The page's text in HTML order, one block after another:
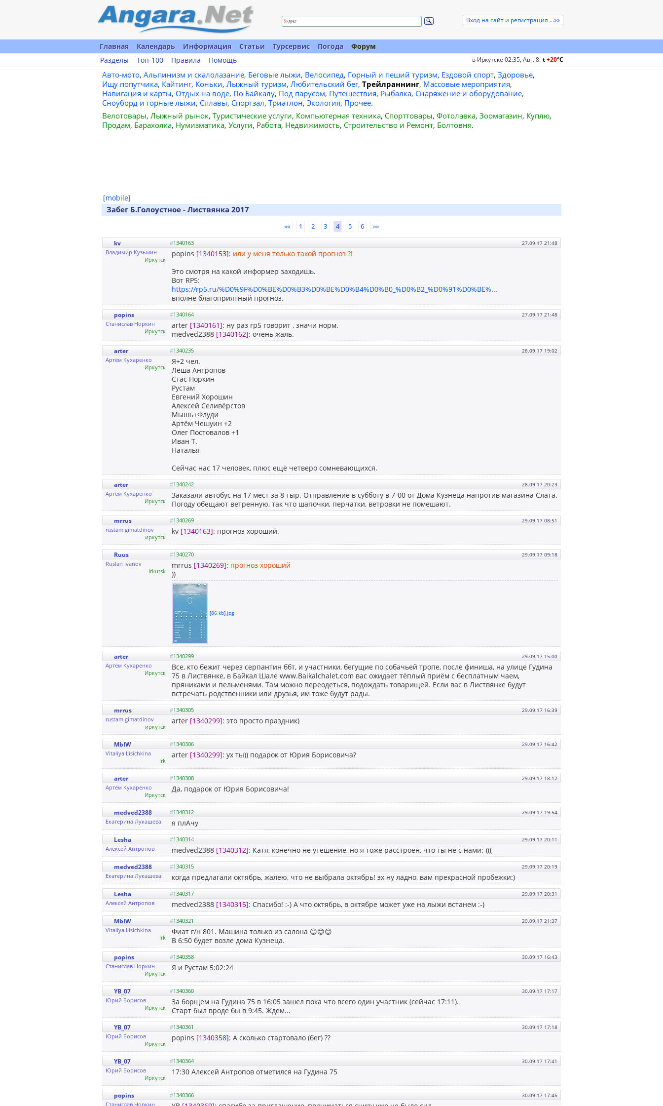
Вход на сайт и регистрация ...»»
Главная Календарь Информация Статьи Турсервис Погода
Форум
Разделы
Топ-100 Правила Помощь в Иркутске 02:35, Авг. 8: t+20°C
Авто-мото, Альпинизм и скалолазание, Беговые лыжи, Велосипед, Горный и пеший туризм, Ездовой спорт, Здоровье,
Ищу попутчика, Кайтинг, Коньки, Лыжный туризм, Любительский бег, Трейлраннинг, Массовые мероприятия,
Навигация и карты, Отдых на воде, По Байкалу, Под парусом, Путешествия, Рыбалка, Снаряжение и оборудование,
Сноуборд и горные лыжи, Сплавы, Спортзал, Триатлон, Экология, Прочее.
Велотовары, Лыжный рынок, Туристические услуги, Компьютерная техника, Спорттовары, Фотолавка, Зоомагазин, Куплю,
Продам, Барахолка, Нумизматика, Услуги, Работа, Недвижимость, Строительство и Ремонт, Болтовня.
[mobile]
Забег Б.Голоустное - Листвянка 2017
«« 1 2 3 4 5 6 »»
27.09.17 21:48
kv #1340163
Владимир Кузьмин
Иркутск
popins [1340153]: или у меня только такой прогноз ?!
Это смотря на какой информер заходишь.
Вот RP5:
https://rp5.ru/%D0%9F%D0%BE%D0%B3%D0%BE%D0%B4%D0%B0_%D0%B2_%D0%91%D0%BE%...
вполне благоприятный прогноз.
27.09.17 21:48
popins #1340164
Cтанислав Норкин
Иркутск
arter [1340161]: ну раз rp5 говорит , значи норм.
medved2388 [1340162]: очень жаль.
28.09.17 19:02
arter #1340235
Артём Кухаренко
Иркутск
Я+2 чел.
Лёша Антропов
Стас Норкин
Рустам
Евгений Хорошин
Алексей Селивёрстов
Мышь+Флуди
Артём Чешуин +2
Олег Постовалов +1
Иван Т.
Наталья
Сейчас нас 17 человек, плюс ещё четверо сомневающихся.
28.09.17 20:23
arter #1340242
Артём Кухаренко
Иркутск
Заказали автобус на 17 мест за 8 тыр. Отправление в субботу в 7-00 от Дома Кузнеца напротив магазина Слата.
Погоду обещают ветренную, так что шапочки, перчатки, ветровки не помешают.
29.09.17 08:51
mrrus #1340269
rustam gimatdinov
иркутск
kv [1340163]: прогноз хороший.
29.09.17 09:18
Ruus #1340270
Ruslan Ivanov
Irkutsk
mrrus [1340269]: прогноз хороший
))
[86 kb].jpg
29.09.17 15:00
arter #1340299
Артём Кухаренко
Иркутск
Все, кто бежит через серпантин ббт, и участники, бегущие по собачьей тропе, после финиша, на улице Гудина
75 в Листвянке, в Байкал Шале www.Baikalchalet.com вас ожидает тёплый приём с бесплатным чаем,
пряниками и пельменями. Там можно переодеться, подождать товарищей. Если вас в Листвянке будут
встречать родственники или друзья, им тоже будут рады.
29.09.17 16:39
mrrus #1340305
rustam gimatdinov
иркутск
arter [1340299]: это просто праздник)
29.09.17 16:42
MbIW #1340306
Vitaliya Lisichkina
Irk
arter [1340299]: ух ты)) подарок от Юрия Борисовича?
29.09.17 18:12
arter #1340308
Артём Кухаренко
Иркутск
Да, подарок от Юрия Борисовича!
29.09.17 19:54
medved2388 #1340312
Екатерина Лукашева
я плАчу
29.09.17 20:11
Lesha #1340314
Алексей Антропов
medved2388 [1340312]: Катя, конечно не утешение, но я тоже расстроен, что ты не с нами:-(((
29.09.17 20:19
medved2388 #1340315
Екатерина Лукашева
когда предлагали октябрь, жалею, что не выбрала октябрь! эх ну ладно, вам прекрасной пробежки:)
29.09.17 20:31
Lesha #1340317
Алексей Антропов
medved2388 [1340315]: Спасибо! :-) А что октябрь, в октябре может уже на лыжи встанем :-)
29.09.17 21:37
MbIW #1340321
Vitaliya Lisichkina
Irk
Фиат г/н 801. Машина только из салона 😊😊😊
В 6:50 будет возле дома Кузнеца.
30.09.17 16:43
popins #1340358
Cтанислав Норкин
Иркутск
Я и Рустам 5:02:24
30.09.17 17:17
YB_07 #1340360
Юрий Борисов
Иркутск
За борщем на Гудина 75 в 16:05 зашел пока что всего один участник (сейчас 17:11).
Старт был вроде бы в 9:45. Ждем...
30.09.17 17:18
YB_07 #1340361
Юрий Борисов
Иркутск
popins [1340358]: А сколько стартовало (бег) ??
30.09.17 17:41
YB_07 #1340364
Юрий Борисов
Иркутск
17:30 Алексей Антропов отметился на Гудина 75
30.09.17 17:45
popins #1340366
Cтанислав Норкин